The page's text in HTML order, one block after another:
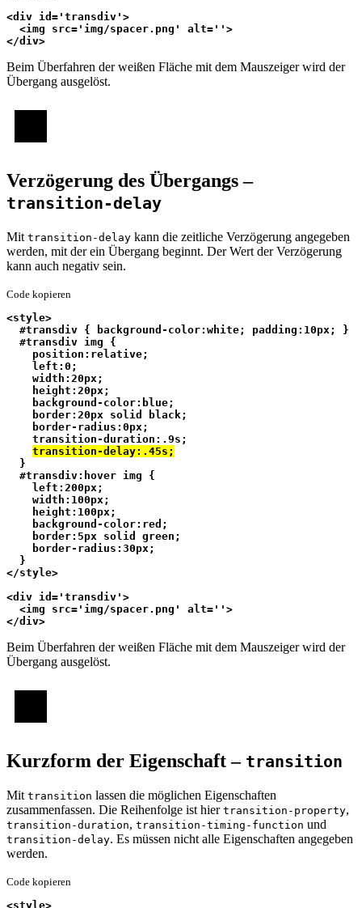
<div id='transdiv'>
  <img src='img/spacer.png' alt=''>
</div>
Beim Überfahren der weißen Fläche mit dem Mauszeiger wird der
Übergang ausgelöst.
Verzögerung des Übergangs –
transition-delay
Mit transition-delay kann die zeitliche Verzögerung angegeben
werden, mit der ein Übergang beginnt. Der Wert der Verzögerung
kann auch negativ sein.
Code kopieren
<style>
  #transdiv { background-color:white; padding:10px; }
  #transdiv img {
    position:relative;
    left:0;
    width:20px;
    height:20px;
    background-color:blue;
    border:20px solid black;
    border-radius:0px;
    transition-duration:.9s;
transition-delay:.45s;
  }
  #transdiv:hover img {
    left:200px;
    width:100px;
    height:100px;
    background-color:red;
    border:5px solid green;
    border-radius:30px;
  }
</style>
<div id='transdiv'>
  <img src='img/spacer.png' alt=''>
</div>
Beim Überfahren der weißen Fläche mit dem Mauszeiger wird der
Übergang ausgelöst.
Kurzform der Eigenschaft – transition
Mit transition lassen die möglichen Eigenschaften
zusammenfassen. Die Reihenfolge ist hier transition-property,
transition-duration, transition-timing-function und
transition-delay. Es müssen nicht alle Eigenschaften angegeben
werden.
Code kopieren
<style>